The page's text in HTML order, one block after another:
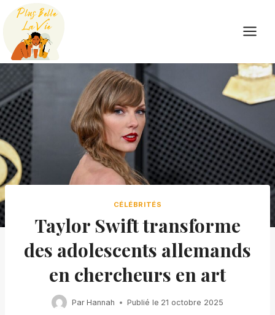
Skip
content
CÉLÉBRITÉS
Taylor Swift transforme
des adolescents allemands
en chercheurs en art
Par Hannah Publié le 21 octobre 2025